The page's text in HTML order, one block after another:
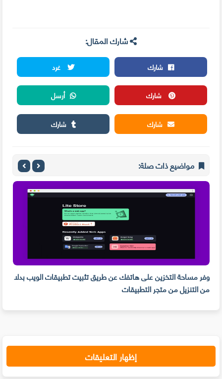
شارك المقال:
شارك
غرد
شارك
أرسل
شارك
شارك
مواضيع ذات صلة:
وفر مساحة التخزين على هاتفك عن طريق تثبيت تطبيقات الويب بدلا
من التنزيل من متجر التطبيقات
إظهار التعليقات